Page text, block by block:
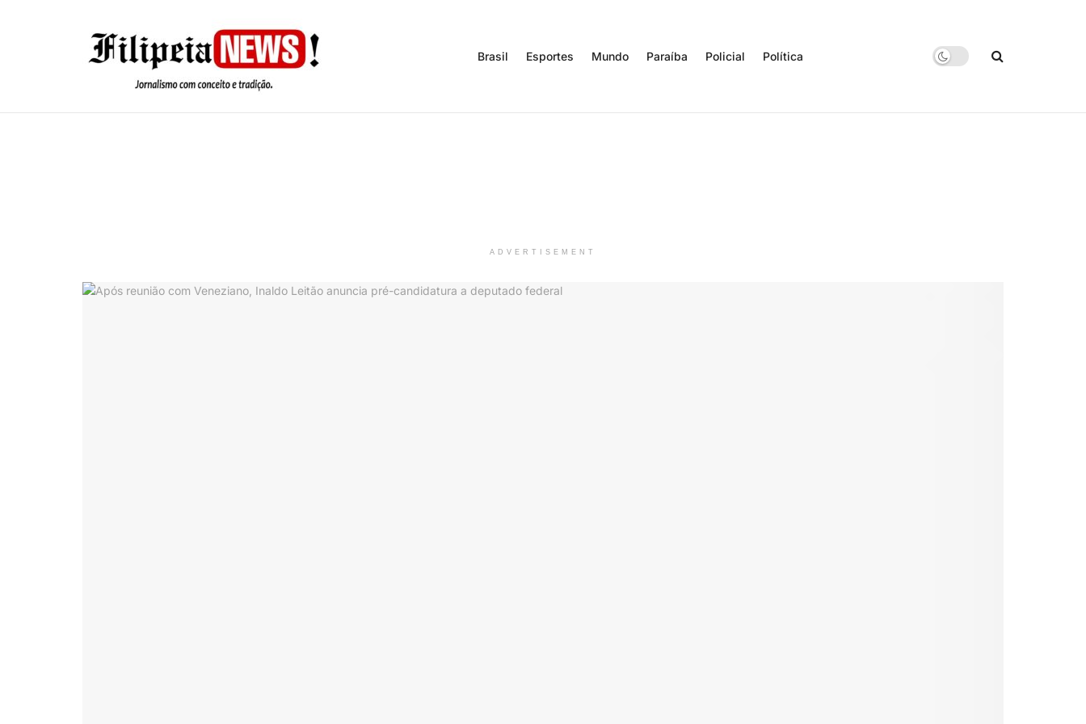
Brasil Esportes Mundo Paraíba Policial Política
ADVERTISEMENT